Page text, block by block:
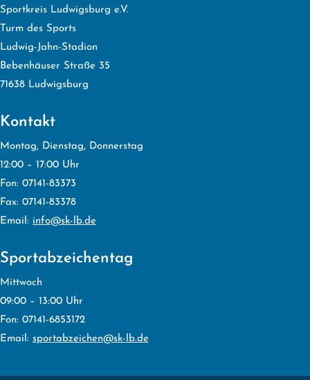
Sportkreis Ludwigsburg e.V.
Turm des Sports
Ludwig-Jahn-Stadion
Bebenhäuser Straße 35
71638 Ludwigsburg
Kontakt
Montag, Dienstag, Donnerstag
12:00 – 17:00 Uhr
Fon: 07141-83373
Fax: 07141-83378
Email: info@sk-lb.de
Sportabzeichentag
Mittwoch
09:00 – 13:00 Uhr
Fon: 07141-6853172
Email: sportabzeichen@sk-lb.de